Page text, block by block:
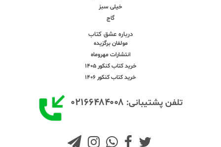
خیلی سبز
گاج
درباره عشق کتاب
مولفان برگزیده
انتشارات مهروماه
خرید کتاب کنکور 1405
خرید کتاب کنکور 1406
تلفن پشتیبانی: ۰۲۱۶۶۴۸۴۰۰۸